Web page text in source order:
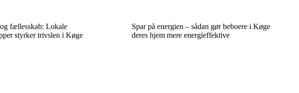
fællesskab: Lokale
styrker trivslen i Køge
Spar på energien – sådan gør beboere i Køge
deres hjem mere energieffektive